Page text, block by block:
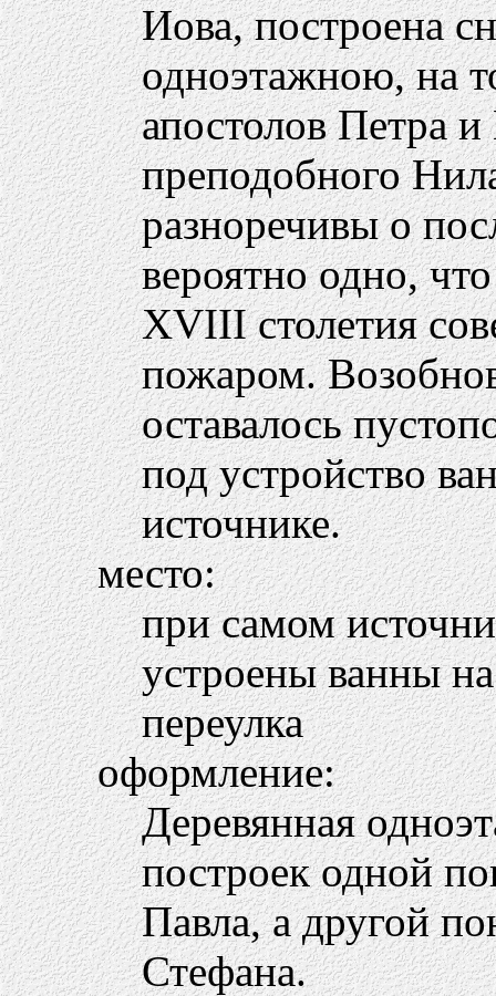
Иова, построена
одноэтажною, на
апостолов Петра
преподобного
разноречивы о
вероятно одно,
ХVIII столетия
пожаром.
оставалось
под устройство
источнике.
место:
при самом
устроены ванны
переулка
оформление:
Деревянная
построек одной
Павла, а другой
Стефана.